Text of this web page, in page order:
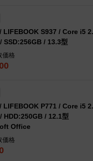
LIFEBOOK S937 / Core i5
SSD:256GB / 13.3型
価格
LIFEBOOK P771 / Core i5
HDD:250GB / 12.1型
Office
価格